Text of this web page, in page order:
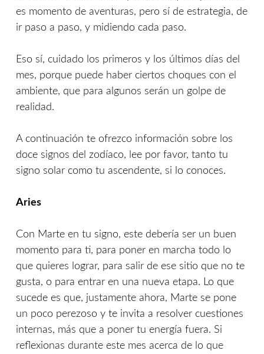
es momento de aventuras, pero sí de estrategia, de
ir paso a paso, y midiendo cada paso.
Eso sí, cuidado los primeros y los últimos días del
mes, porque puede haber ciertos choques con el
ambiente, que para algunos serán un golpe de
realidad.
A continuación te ofrezco información sobre los
doce signos del zodíaco, lee por favor, tanto tu
signo solar como tu ascendente, si lo conoces.
Aries
Con Marte en tu signo, este debería ser un buen
momento para ti, para poner en marcha todo lo
que quieres lograr, para salir de ese sitio que no te
gusta, o para entrar en una nueva etapa. Lo que
sucede es que, justamente ahora, Marte se pone
un poco perezoso y te invita a resolver cuestiones
internas, más que a poner tu energía fuera. Si
reflexionas durante este mes acerca de lo que